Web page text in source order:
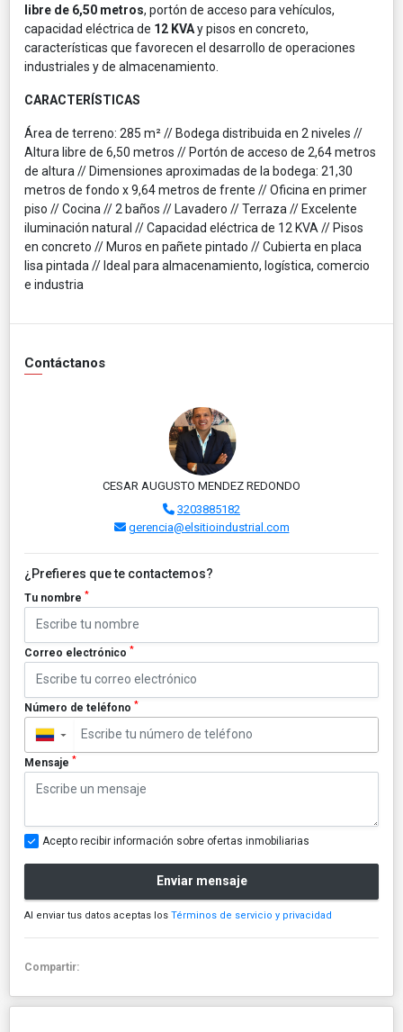
libre de 6,50 metros, portón de acceso para vehículos,
capacidad eléctrica de 12 KVAy pisos en concreto,
características que favorecen el desarrollo de operaciones
industriales y de almacenamiento.
CARACTERÍSTICAS
Área de terreno: 285 m² // Bodega distribuida en 2 niveles //
Altura libre de 6,50 metros // Portón de acceso de 2,64 metros
de altura // Dimensiones aproximadas de la bodega: 21,30
metros de fondo x 9,64 metros de frente // Oficina en primer
piso // Cocina // 2 baños // Lavadero // Terraza // Excelente
iluminación natural // Capacidad eléctrica de 12 KVA // Pisos
en concreto // Muros en pañete pintado // Cubierta en placa
lisa pintada // Ideal para almacenamiento, logística, comercio
e industria
Contáctanos
CESAR AUGUSTO MENDEZ REDONDO
3203885182
gerencia@elsitioindustrial.com
¿Prefieres que te contactemos?
Tu nombre *
Correo electrónico *
Número de teléfono *
▼
Mensaje *
Acepto recibir información sobre ofertas inmobiliarias
Enviar mensaje
Al enviar tus datos aceptas los Términos de servicio y privacidad
Compartir: